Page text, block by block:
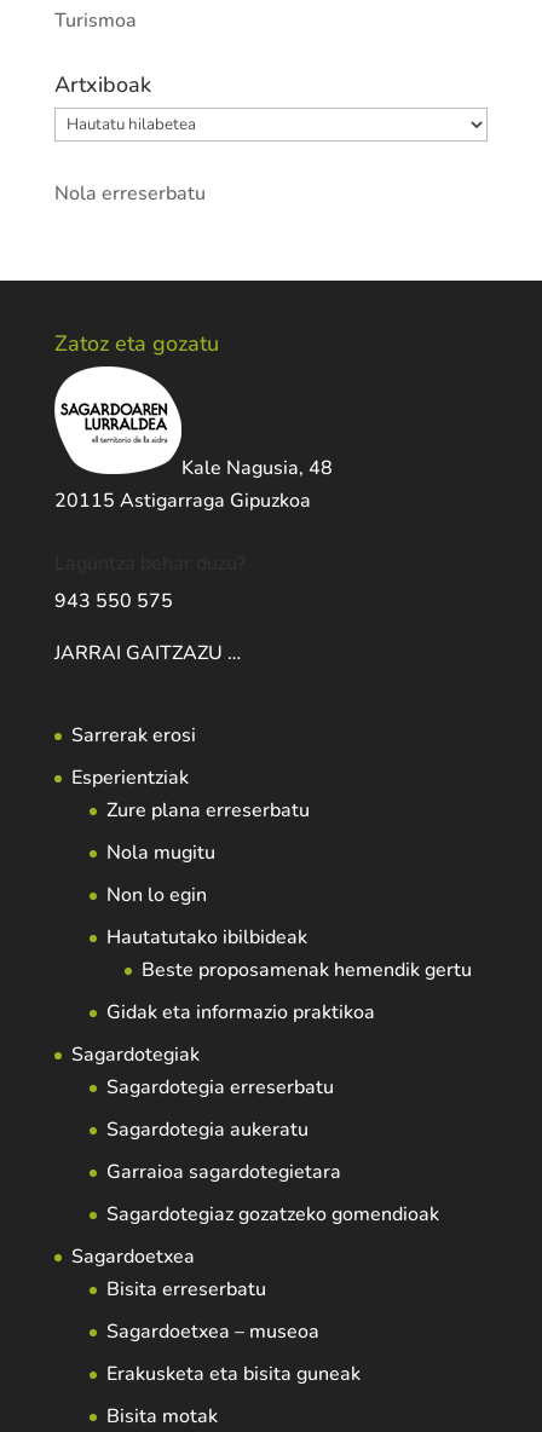
Turismoa
Artxiboak
Artxiboak
Nola erreserbatu
Zatoz eta gozatu
Kale Nagusia, 48
20115 Astigarraga Gipuzkoa
943 550 575
JARRAI GAITZAZU …
Sarrerak erosi
Esperientziak
Zure plana erreserbatu
Nola mugitu
Non lo egin
Hautatutako ibilbideak
Beste proposamenak hemendik gertu
Gidak eta informazio praktikoa
Sagardotegiak
Sagardotegia erreserbatu
Sagardotegia aukeratu
Garraioa sagardotegietara
Sagardotegiaz gozatzeko gomendioak
Sagardoetxea
Bisita erreserbatu
Sagardoetxea – museoa
Erakusketa eta bisita guneak
Bisita motak